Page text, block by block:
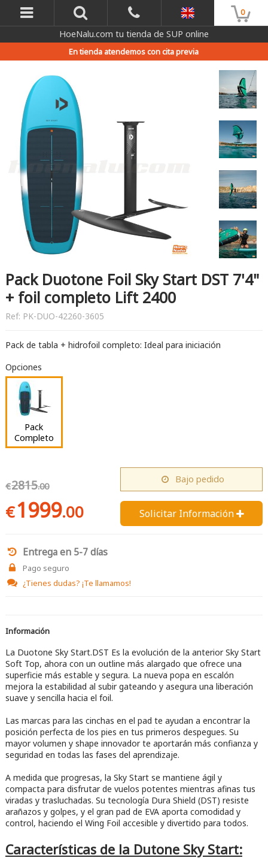
0
HoeNalu.com tu tienda de SUP online
En tienda atendemos con cita previa
Pack Duotone Foil Sky Start DST 7'4"
+ foil completo Lift 2400
Ref: PK-DUO-42260-3605
Pack de tabla + hidrofoil completo: Ideal para iniciación
Opciones
Pack
Completo
€2815.00
€1999.00
Bajo pedido
Solicitar Información 
Entrega en 5-7 días
Pago seguro
¿Tienes dudas? ¡Te llamamos!
Información
La Duotone Sky Start.DST Es la evolución de la anterior Sky Start
Soft Top, ahora con un outline más alargado que ofrece una
superficie más estable y segura. La nueva popa en escalón
mejora la estabilidad al subir gateando y asegura una liberación
suave y sencilla hacia el foil.
Las marcas para las cinchas en el pad te ayudan a encontrar la
posición perfecta de los pies en tus primeros despegues. Su
mayor volumen y shape innovador te aportarán más confianza y
seguridad en todas las fases del aprendizaje.
A medida que progresas, la Sky Start se mantiene ágil y
compacta para disfrutar de vuelos potentes mientras afinas tus
viradas y trasluchadas. Su tecnología Dura Shield (DST) resiste
arañazos y golpes, y el gran pad de EVA aporta comodidad y
control, haciendo el Wing Foil accesible y divertido para todos.
Características de la Dutone Sky Start: